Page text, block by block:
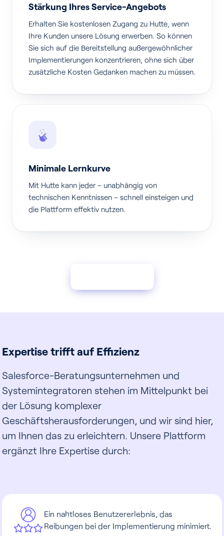
Stärkung Ihres Service-Angebots
Erhalten Sie kostenlosen Zugang zu Hutte, wenn
Ihre Kunden unsere Lösung erwerben. So können
Sie sich auf die Bereitstellung außergewöhnlicher
Implementierungen konzentrieren, ohne sich über
zusätzliche Kosten Gedanken machen zu müssen.
Minimale Lernkurve
Mit Hutte kann jeder – unabhängig von
technischen Kenntnissen – schnell einsteigen und
die Plattform effektiv nutzen.
Expertise trifft auf Effizienz
Salesforce-Beratungsunternehmen und
Systemintegratoren stehen im Mittelpunkt bei
der Lösung komplexer
Geschäftsherausforderungen, und wir sind hier,
um Ihnen das zu erleichtern. Unsere Plattform
ergänzt Ihre Expertise durch:
Ein nahtloses Benutzererlebnis, das
Reibungen bei der Implementierung minimiert.